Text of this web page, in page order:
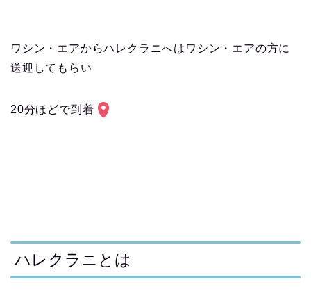
ワシン・エアからハレクラニへはワシン・エアの方に
送迎してもらい
20分ほどで到着
ハレクラニとは